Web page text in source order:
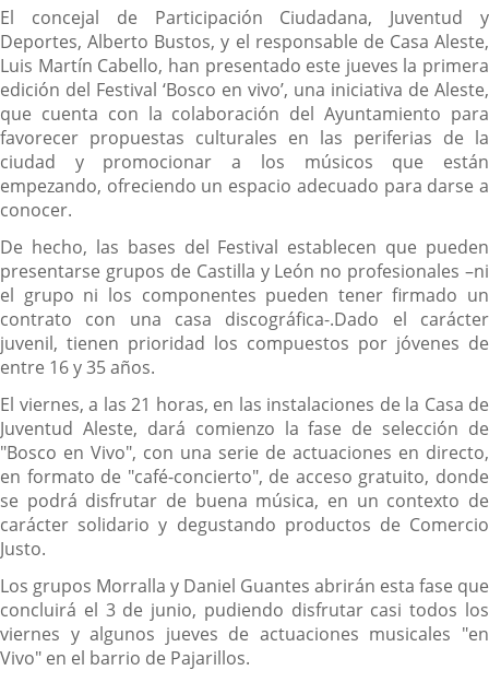
Descripción
El concejal de Participación Ciudadana, Juventud y
Deportes, Alberto Bustos, y el responsable de Casa Aleste,
Luis Martín Cabello, han presentado este jueves la primera
edición del Festival ‘Bosco en vivo’, una iniciativa de Aleste,
que cuenta con la colaboración del Ayuntamiento para
favorecer propuestas culturales en las periferias de la
ciudad y promocionar a los músicos que están
empezando, ofreciendo un espacio adecuado para darse a
conocer.
De hecho, las bases del Festival establecen que pueden
presentarse grupos de Castilla y León no profesionales –ni
el grupo ni los componentes pueden tener firmado un
contrato con una casa discográfica-.Dado el carácter
juvenil, tienen prioridad los compuestos por jóvenes de
entre 16 y 35 años.
El viernes, a las 21 horas, en las instalaciones de la Casa de
Juventud Aleste, dará comienzo la fase de selección de
"Bosco en Vivo", con una serie de actuaciones en directo,
en formato de "café-concierto", de acceso gratuito, donde
se podrá disfrutar de buena música, en un contexto de
carácter solidario y degustando productos de Comercio
Justo.
Los grupos Morralla y Daniel Guantes abrirán esta fase que
concluirá el 3 de junio, pudiendo disfrutar casi todos los
viernes y algunos jueves de actuaciones musicales "en
Vivo" en el barrio de Pajarillos.